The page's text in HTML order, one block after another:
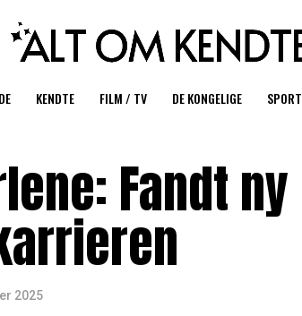
KENDTE FILM / TV DE KONGELIGE SPORT
Fandt ny
2025